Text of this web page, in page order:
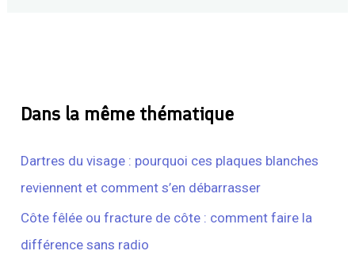
Dans la même thématique
Dartres du visage : pourquoi ces plaques blanches
reviennent et comment s’en débarrasser
Côte fêlée ou fracture de côte : comment faire la
différence sans radio